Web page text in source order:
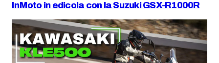
InMoto in edicola con la Suzuki GSX-R1000R